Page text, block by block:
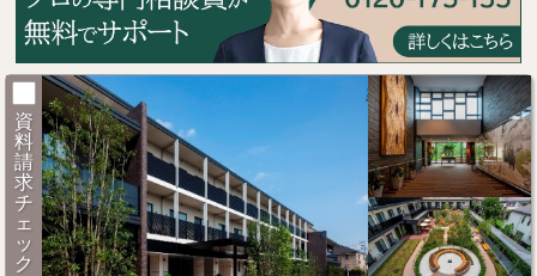
資
料
請
求
チ
ェ
ッ
ク